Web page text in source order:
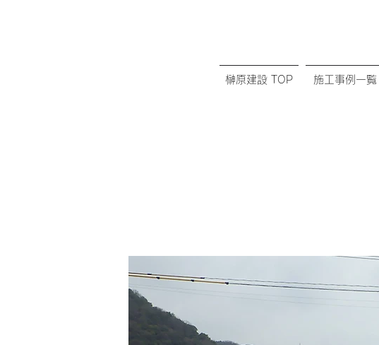
榊原建設 TOP 施工事例一覧